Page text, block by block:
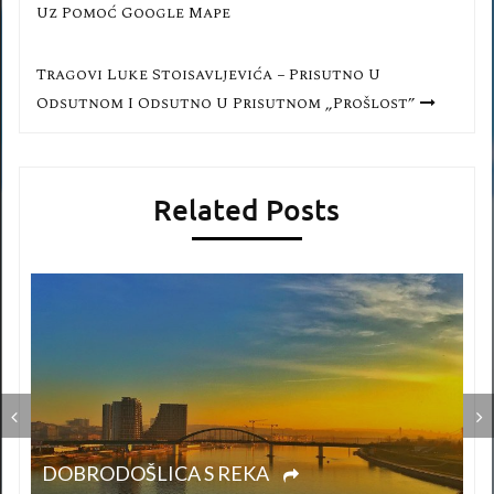
чланка
Uz Pomoć Google Mape
Tragovi Luke Stoisavljevića − Prisutno U
Odsutnom I Odsutno U Prisutnom „Prošlost”
Related Posts
DOBRODOŠLICA S REKA